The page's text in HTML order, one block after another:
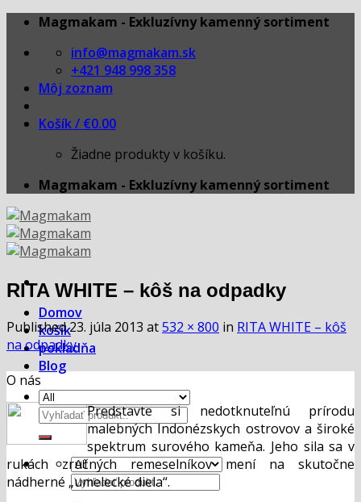
Skip
content
Magmakam - Exkluzívny kamenný sortiment
info@magmakam.sk
+421 948 998 358
Môj zoznam
Košík / €0.00
Žiadne produkty v košíku.
Magmakam - Exkluzívny kamenný sortiment
Domov
košík
pokladňa
Blog
Hľadať:
Hľadať:
RITA WHITE – kôš na odpadky
Published23. júla 2013 at532 × 800 in RITA WHITE – kôš
na odpadky
O nás
Predstavte si nedotknuteľnú prírodu
malebných Indonézskych ostrovov a široké
spektrum surového kameňa. Jeho sila sa v
rukách zručných remeselníkov mení na skutočne
nádherné „umelecké diela“.